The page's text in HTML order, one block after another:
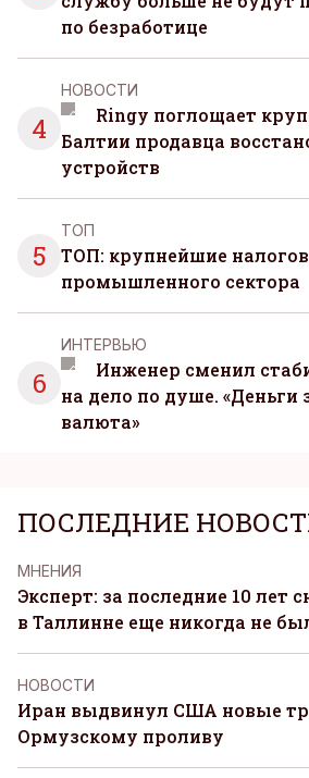
по безработице
4
НОВОСТИ
Ringy поглощает
Балтии продавца
устройств
5
ТОП
ТОП: крупнейшие
промышленного сектора
6
ИНТЕРВЬЮ
Инженер сменил
на дело по душе. «Деньги
валюта»
ПОСЛЕДНИЕ
MНЕНИЯ
Эксперт: за последние 10 лет
в Таллинне еще никогда не
НОВОСТИ
Иран выдвинул США новые
Ормузскому проливу